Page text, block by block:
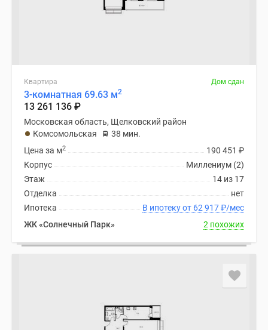
поселки
водоема
Коттеджные
поселки
ипотеку
Бизнес-
центры
Коттеджи
Скидки
акции
Квартира Дом сдан
3-комнатная 69.63 м2
13 261 136 ₽
Московская область, Щелковский район
Комсомольская
38 мин.
190 451 ₽
Цена за м2
Миллениум (2)
Корпус
14 из 17
Этаж
нет
Отделка
В ипотеку от 62 917₽/мес
Ипотека
ЖК «Солнечный Парк»
2 похожих